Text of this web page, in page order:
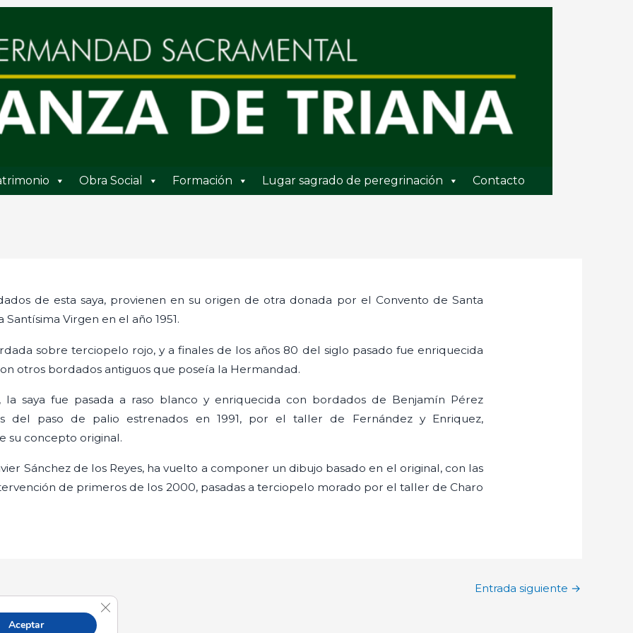
Obra Social Formación Lugar sagrado de peregrinación Contacto
de esta saya, provienen en su origen de otra donada por el Convento de Santa
Virgen en el año 1951.
sobre terciopelo rojo, y a finales de los años 80 del siglo pasado fue enriquecida
otros bordados antiguos que poseía la Hermandad.
la saya fue pasada a raso blanco y enriquecida con bordados de Benjamín Pérez
del paso de palio estrenados en 1991, por el taller de Fernández y Enriquez,
su concepto original.
Sánchez de los Reyes, ha vuelto a componer un dibujo basado en el original, con las
de primeros de los 2000, pasadas a terciopelo morado por el taller de Charo
Entrada siguiente →
Aceptar
Cerrar el banner de cookies RGPD